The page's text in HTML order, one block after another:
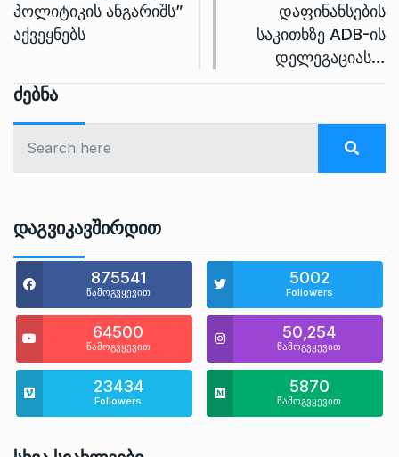
პოლიტიკის ანგარიშს”
აქვეყნებს
დაფინანსების
საკითხზე ADB-ის
დელეგაციას…
Ძებნა
Დაგვიკავშირდით
875541
წამოგვყევით
5002
Followers
64500
წამოგვყევით
50,254
წამოგვყევით
23434
Followers
5870
წამოგვყევით